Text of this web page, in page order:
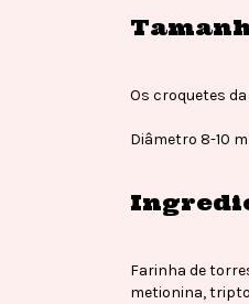
Os croquetes
Diâmetro 8-10
Farinha de
metionina,